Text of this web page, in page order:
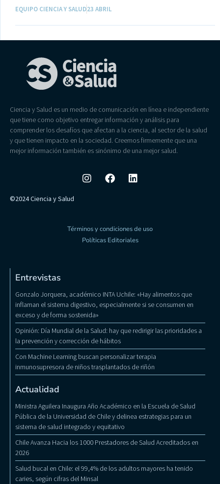
EQUIPO CIENCIA Y SALUD23 ABRIL
Ciencia y Salud es un medio de comunicación en línea e independiente
que tiene como objetivo entregar información y análisis para
comprender los desafíos que afectan a la ciencia, al sector de la salud
y que tienen impacto en la sociedad. Creemos firmemente que una
mejor información también es sinónimo de una mejor salud.
©2024 Ciencia y Salud
Términos y condiciones de uso
Políticas Editoriales
Entrevistas
Gonzalo Jorquera, académico INTA Uchile: «Hay alimentos que
inflaman el sistema digestivo, especialmente si se consumen en
exceso y de forma sostenida»
Opinión: Día Mundial de la Salud: hay que redirigir las prioridades a
la prevención y corrección de hábitos
Con Machine Learning buscan personalizar terapia
inmunosupresora de niños trasplantados de riñón
Actualidad
Ministra Aguilera Inaugura Año Académico en la Escuela de Salud
Pública de la Universidad de Chile y delinea estrategias para un
sistema de salud integrado y equitativo
Chile Avanza Hacia los 1000 Prestadores de Salud Acreditados en
2026
Salud bucal en Chile: el 99,4% de los adultos mayores ha tenido
caries, según cifras del Minsal